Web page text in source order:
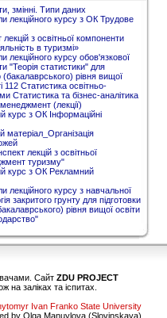
змінні. Типи даних
лекційного курсу з ОК Трудове
з освітньої компоненти
в туризмі»
лекційного курсу обов'язкової
"Теорія статистики" для
рівня вищої
112 Статистика освітньо-
Статистика та бізнес-аналітика
(лекції)
курс з ОК Інформаційні
матеріал_Організація
лекцій з освітньої
туризму"
курс з ОК Рекламний
лекційного курсу з навчальної
закритого грунту для підготовки
рівня вищої освіти
Сайт ZDU PROJECT
заліках та іспитах.
Ivan Franko State University
by Olga Manuylova (Slovinskaya)